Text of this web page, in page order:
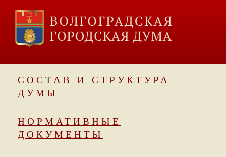
СОСТАВ И СТРУКТУРА
ДУМЫ
НОРМАТИВНЫЕ
ДОКУМЕНТЫ